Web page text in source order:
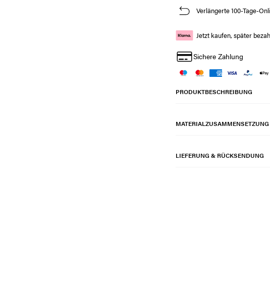
Verlängerte 100-Tage-
Jetzt kaufen, später
Sichere Zahlung
PRODUKTBESCHREIBUNG
LIEFERUNG & RÜCKSENDUNG